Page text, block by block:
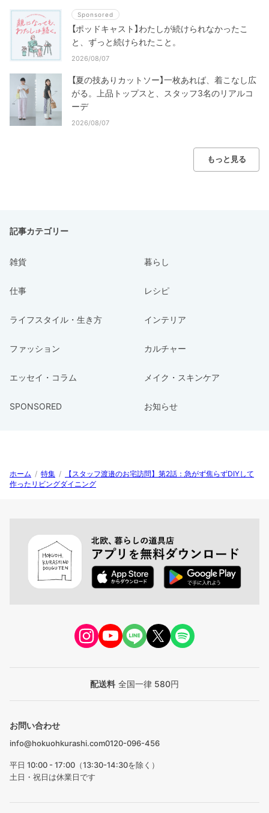
Sponsored
【ポッドキャスト】わたしが続けられなかったこ
と、ずっと続けられたこと。
2026/08/07
【夏の技ありカットソー】一枚あれば、着こなし広
がる。上品トップスと、スタッフ3名のリアルコ
ーデ
2026/08/07
もっと見る
記事カテゴリー
雑貨 暮らし
仕事 レシピ
ライフスタイル・生き方 インテリア
ファッション カルチャー
エッセイ・コラム メイク・スキンケア
SPONSORED お知らせ
ホーム / 特集 /
【スタッフ渡邉のお宅訪問】第2話：急がず焦らずDIYして
作ったリビングダイニング
配送料 全国一律 580円
お問い合わせ
info@hokuohkurashi.com0120-096-456
平日 10:00 - 17:00（13:30-14:30を除く）
土日・祝日は休業日です